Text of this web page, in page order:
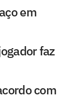
em
faz
com